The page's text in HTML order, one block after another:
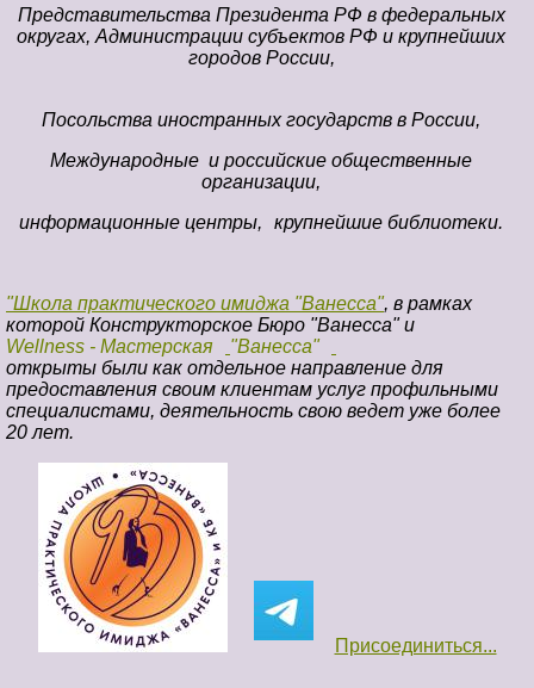
Представительства Президента РФ в федеральных
округах, Администрации субъектов РФ и крупнейших
городов России,
Посольства иностранных государств в России,
Международные и российские общественные
организации,
информационные центры,
крупнейшие библиотеки.
"Школа практического имиджа "Ванесса", в рамках
которой Конструкторское Бюро "Ванесса" и
Wellness - Мастерская
"Ванесса"
открыты были как отдельное направление для
предоставления своим клиентам услуг профильными
специалистами, деятельность свою ведет уже более
20 лет.
Присоединиться...